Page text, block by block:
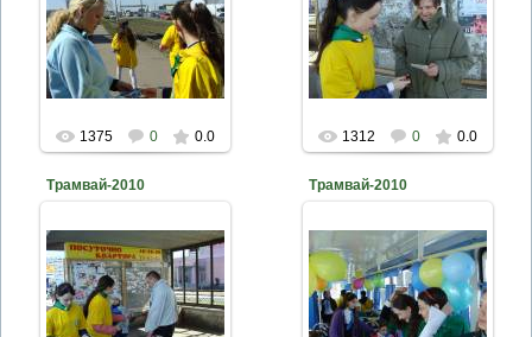
2010-04-26
naturalist
1375 0 0.0
2010-04-26
naturalist
1312 0 0.0
Трамвай-2010
2010-04-26
naturalist
Трамвай-2010
2010-04-26
naturalist